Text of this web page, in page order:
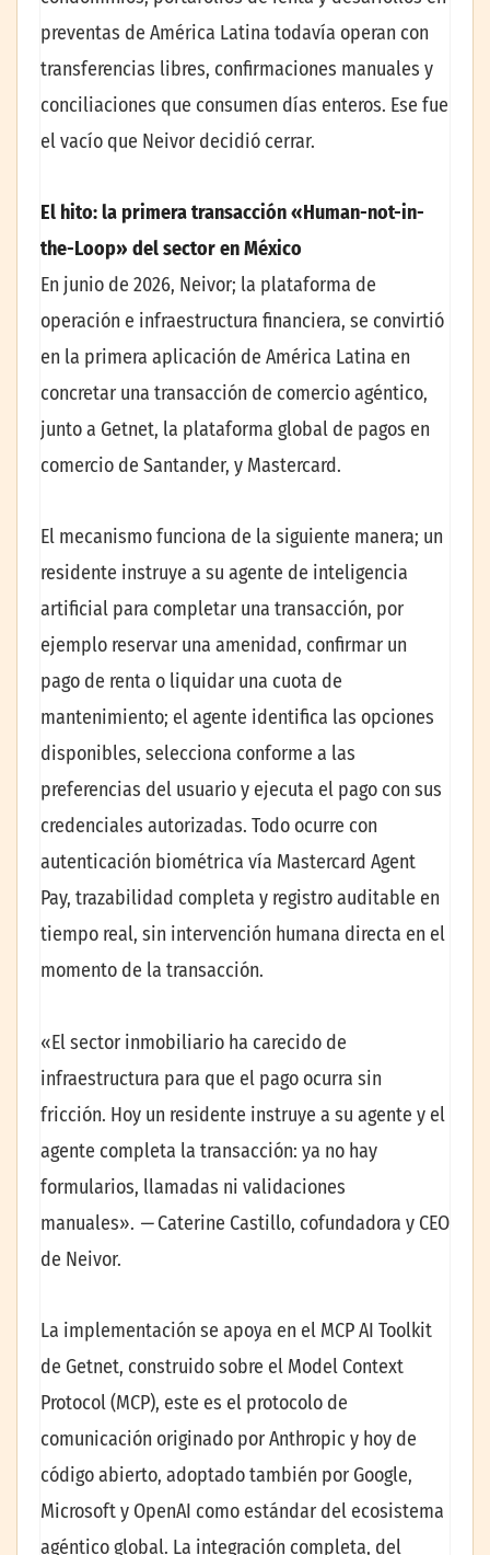
preventas de América Latina todavía operan con
transferencias libres, confirmaciones manuales y
conciliaciones que consumen días enteros. Ese fue
el vacío que Neivor decidió cerrar.
El hito: la primera transacción «Human-not-in-
the-Loop» del sector en México
En junio de 2026, Neivor; la plataforma de
operación e infraestructura financiera, se convirtió
en la primera aplicación de América Latina en
concretar una transacción de comercio agéntico,
junto a Getnet, la plataforma global de pagos en
comercio de Santander, y Mastercard.
El mecanismo funciona de la siguiente manera; un
residente instruye a su agente de inteligencia
artificial para completar una transacción, por
ejemplo reservar una amenidad, confirmar un
pago de renta o liquidar una cuota de
mantenimiento; el agente identifica las opciones
disponibles, selecciona conforme a las
preferencias del usuario y ejecuta el pago con sus
credenciales autorizadas. Todo ocurre con
autenticación biométrica vía Mastercard Agent
Pay, trazabilidad completa y registro auditable en
tiempo real, sin intervención humana directa en el
momento de la transacción.
«El sector inmobiliario ha carecido de
infraestructura para que el pago ocurra sin
fricción. Hoy un residente instruye a su agente y el
agente completa la transacción: ya no hay
formularios, llamadas ni validaciones
manuales». —Caterine Castillo, cofundadora y CEO
de Neivor.
La implementación se apoya en el MCP AI Toolkit
de Getnet, construido sobre el Model Context
Protocol (MCP), este es el protocolo de
comunicación originado por Anthropic y hoy de
código abierto, adoptado también por Google,
Microsoft y OpenAI como estándar del ecosistema
agéntico global. La integración completa, del